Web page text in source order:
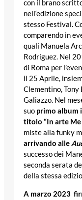
con il brano
nell‘edizione
stesso Festival.
comparendo in
quali Manuela
Rodriguez. Nel
di Roma per
il 25 Aprile,
Clementino, Tony
Galiazzo. Nel
suo primo album
titolo “In arte Me
miste alla funky
arrivando alle
successo dei
seconda serata
della stessa
A marzo 2023